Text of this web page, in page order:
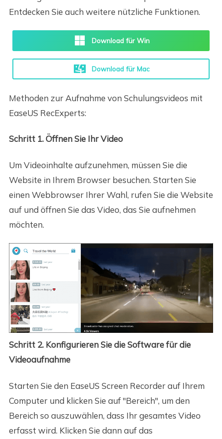
Entdecken Sie auch weitere nützliche Funktionen.
Download für Win
Download für Mac
Methoden zur Aufnahme von Schulungsvideos mit
EaseUS RecExperts:
Schritt 1. Öffnen Sie Ihr Video
Um Videoinhalte aufzunehmen, müssen Sie die
Website in Ihrem Browser besuchen. Starten Sie
einen Webbrowser Ihrer Wahl, rufen Sie die Website
auf und öffnen Sie das Video, das Sie aufnehmen
möchten.
Schritt 2. Konfigurieren Sie die Software für die
Videoaufnahme
Starten Sie den EaseUS Screen Recorder auf Ihrem
Computer und klicken Sie auf "Bereich", um den
Bereich so auszuwählen, dass Ihr gesamtes Video
erfasst wird. Klicken Sie dann auf das